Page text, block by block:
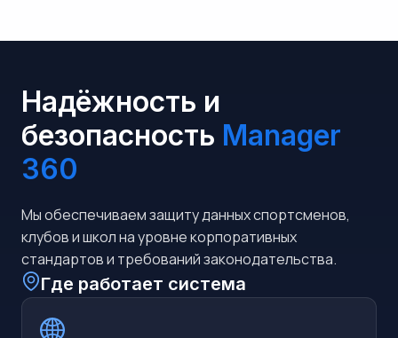
Надёжность и
безопасность Manager
360
Мы обеспечиваем защиту данных спортсменов,
клубов и школ на уровне корпоративных
стандартов и требований законодательства.
Где работает система